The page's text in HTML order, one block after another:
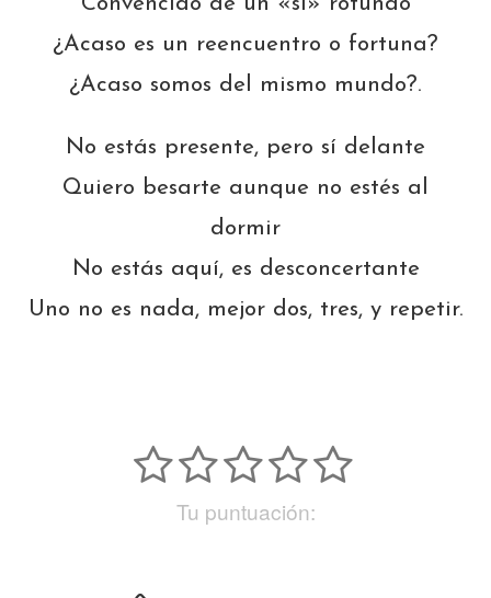
¿Acaso es un reencuentro o fortuna?
¿Acaso somos del mismo mundo?.
No estás presente, pero sí delante
Quiero besarte aunque no estés al
dormir
No estás aquí, es desconcertante
Uno no es nada, mejor dos, tres, y repetir.
Tu puntuación: